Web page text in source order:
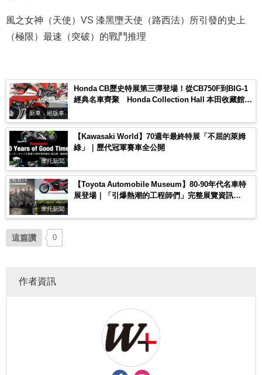
風之女神（天使）VS 漆黑墮天使（路西法）所引發的史上
（極限）最速（突破）的戰鬥推理
新車．絕版車
Honda CB歷史特展第三彈登場！從CB750F到BIG-1
經典名車齊聚 Honda Collection Hall 本田收藏館展
摩托新聞
【Kawasaki World】70週年最終特展「不屈的萊姆
綠」｜歷代冠軍賽車全公開
摩托新聞
【Toyota Automobile Museum】80-90年代名車特
展登場｜「引爆熱潮的工程師們」完整展覽資訊
這篇讚 0
作者資訊